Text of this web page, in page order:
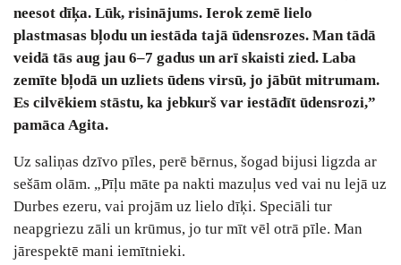
neesot dīķa. Lūk, risinājums. Ierok zemē lielo
plastmasas bļodu un iestāda tajā ūdensrozes. Man tādā
veidā tās aug jau 6‒7 gadus un arī skaisti zied. Laba
zemīte bļodā un uzliets ūdens virsū, jo jābūt mitrumam.
Es cilvēkiem stāstu, ka jebkurš var iestādīt ūdensrozi,”
pamāca Agita.
Uz saliņas dzīvo pīles, perē bērnus, šogad bijusi ligzda ar
sešām olām. „Pīļu māte pa nakti mazuļus ved vai nu lejā uz
Durbes ezeru, vai projām uz lielo dīķi. Speciāli tur
neapgriezu zāli un krūmus, jo tur mīt vēl otrā pīle. Man
jārespektē mani iemītnieki.